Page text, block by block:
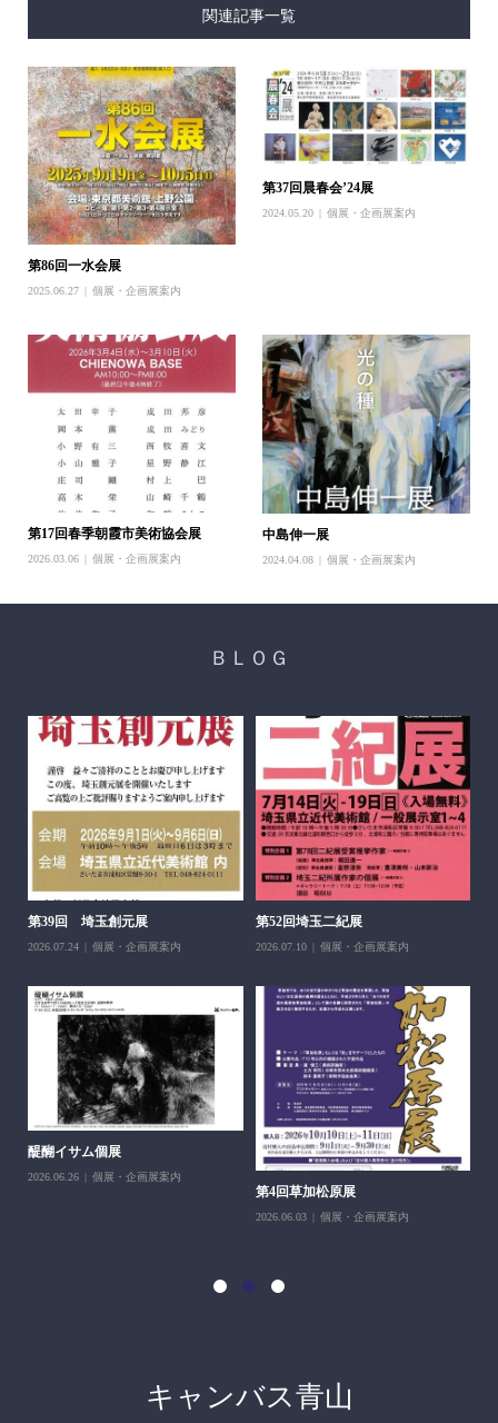
関連記事一覧
第86回一水会展
2025.06.27 個展・企画展案内
第37回晨春会’24展
2024.05.20 個展・企画展案内
第17回春季朝霞市美術協会展
2026.03.06 個展・企画展案内
中島伸一展
2024.04.08 個展・企画展案内
ＢＬＯＧ
第39回 埼玉創元展
2026.07.24 個展・企画展案内
第52回埼玉二紀展
2026.07.10 個展・企画展案内
醍醐イサム個展
2026.06.26 個展・企画展案内
第4回草加松原展
2026.06.03 個展・企画展案内
キャンバス青山